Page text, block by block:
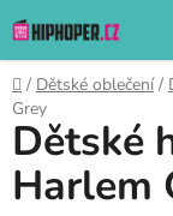
na
obsah
Domů
/ Dětské oblečení /
Grey
Dětské
Harlem